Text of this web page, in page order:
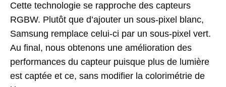
Cette technologie se rapproche des capteurs
RGBW. Plutôt que d’ajouter un sous-pixel blanc,
Samsung remplace celui-ci par un sous-pixel vert.
Au final, nous obtenons une amélioration des
performances du capteur puisque plus de lumière
est captée et ce, sans modifier la colorimétrie de